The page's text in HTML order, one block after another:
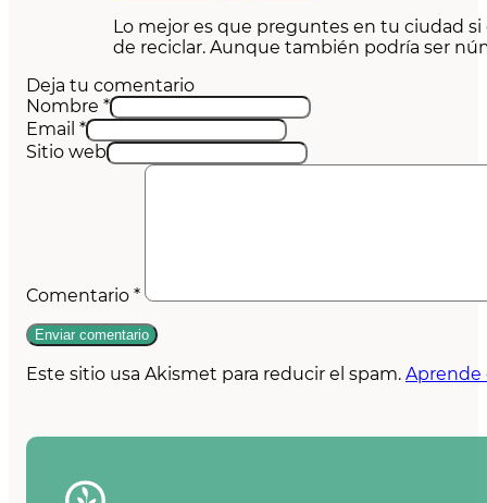
Lo mejor es que preguntes en tu ciudad si
de reciclar. Aunque también podría ser
Deja tu comentario
Nombre *
Email *
Sitio web
Comentario *
Este sitio usa Akismet para reducir el spam. Aprende